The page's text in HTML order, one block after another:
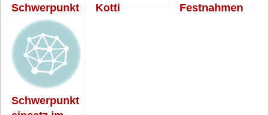
Schwerpunkt
einsatz am
Kotti
Kotti
Festnahmen
Schwerpunkt